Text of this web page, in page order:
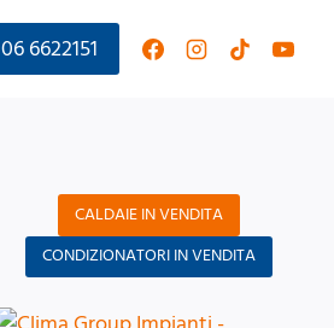
06 6622151
CALDAIE IN VENDITA
CONDIZIONATORI IN VENDITA